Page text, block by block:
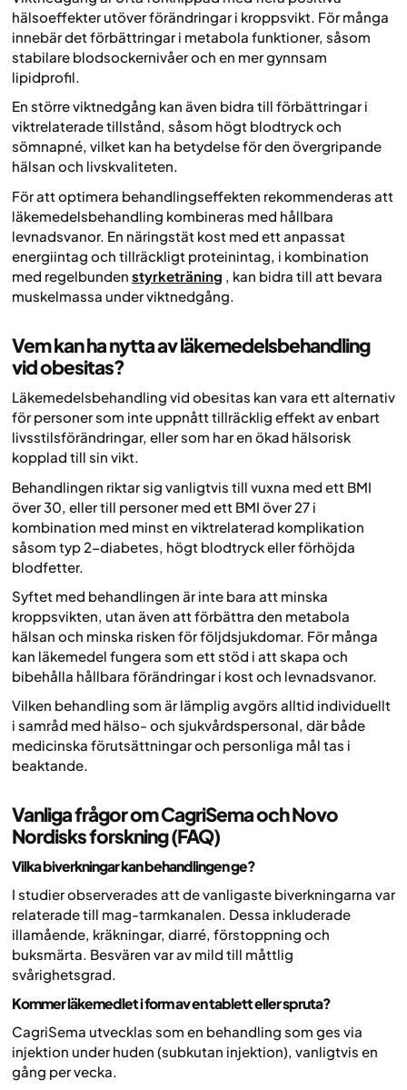
hälsoeffekter utöver förändringar i kroppsvikt. För många
innebär det förbättringar i metabola funktioner, såsom
stabilare blodsockernivåer och en mer gynnsam
lipidprofil.
En större viktnedgång kan även bidra till förbättringar i
viktrelaterade tillstånd, såsom högt blodtryck och
sömnapné, vilket kan ha betydelse för den övergripande
hälsan och livskvaliteten.
För att optimera behandlingseffekten rekommenderas att
läkemedelsbehandling kombineras med hållbara
levnadsvanor. En näringstät kost med ett anpassat
energiintag och tillräckligt proteinintag, i kombination
med regelbunden styrketräning
, kan bidra till att bevara
muskelmassa under viktnedgång.
Vem kan ha nytta av läkemedelsbehandling
vid obesitas?
Läkemedelsbehandling vid obesitas kan vara ett alternativ
för personer som inte uppnått tillräcklig effekt av enbart
livsstilsförändringar, eller som har en ökad hälsorisk
kopplad till sin vikt.
Behandlingen riktar sig vanligtvis till vuxna med ett BMI
över 30, eller till personer med ett BMI över 27 i
kombination med minst en viktrelaterad komplikation
såsom typ 2-diabetes, högt blodtryck eller förhöjda
blodfetter.
Syftet med behandlingen är inte bara att minska
kroppsvikten, utan även att förbättra den metabola
hälsan och minska risken för följdsjukdomar. För många
kan läkemedel fungera som ett stöd i att skapa och
bibehålla hållbara förändringar i kost och levnadsvanor.
Vilken behandling som är lämplig avgörs alltid individuellt
i samråd med hälso- och sjukvårdspersonal, där både
medicinska förutsättningar och personliga mål tas i
beaktande.
Vanliga frågor om CagriSema och Novo
Nordisks forskning (FAQ)
Vilka biverkningar kan behandlingen ge?
I studier observerades att de vanligaste biverkningarna var
relaterade till mag-tarmkanalen. Dessa inkluderade
illamående, kräkningar, diarré, förstoppning och
buksmärta. Besvären var av mild till måttlig
svårighetsgrad.
Kommer läkemedlet i form av en tablett eller spruta?
CagriSema utvecklas som en behandling som ges via
injektion under huden (subkutan injektion), vanligtvis en
gång per vecka.